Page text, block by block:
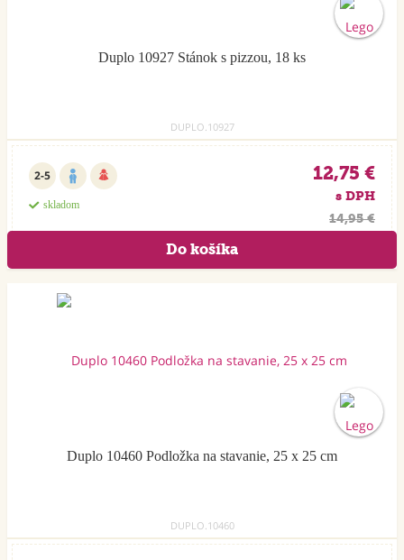
Duplo 10927 Stánok s pizzou, 18 ks
DUPLO.10927
2-5
skladom
12,75 €
s DPH
14,95 €
Duplo 10460 Podložka na stavanie, 25 x 25 cm
DUPLO.10460